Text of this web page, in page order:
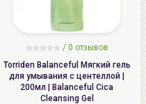
/ 0 отзывов
Torriden Balanceful Мягкий гель
для умывания с центеллой |
200мл | Balanceful Cica
Cleansing Gel